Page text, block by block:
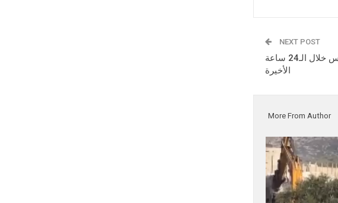
NEXT POST
تصاعد أعمال المقاومة في الضفة والقدس خلال الـ24 ساعة
الأخيرة
More From Author